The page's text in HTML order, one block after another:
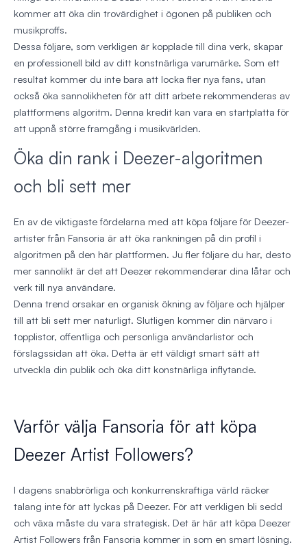
kommer att öka din trovärdighet i ögonen på publiken och
musikproffs.
Dessa följare, som verkligen är kopplade till dina verk, skapar
en professionell bild av ditt konstnärliga varumärke. Som ett
resultat kommer du inte bara att locka fler nya fans, utan
också öka sannolikheten för att ditt arbete rekommenderas av
plattformens algoritm. Denna kredit kan vara en startplatta för
att uppnå större framgång i musikvärlden.
Öka din rank i Deezer-algoritmen
och bli sett mer
En av de viktigaste fördelarna med att köpa följare för Deezer-
artister från Fansoria är att öka rankningen på din profil i
algoritmen på den här plattformen. Ju fler följare du har, desto
mer sannolikt är det att Deezer rekommenderar dina låtar och
verk till nya användare.
Denna trend orsakar en organisk ökning av följare och hjälper
till att bli sett mer naturligt. Slutligen kommer din närvaro i
topplistor, offentliga och personliga användarlistor och
förslagssidan att öka. Detta är ett väldigt smart sätt att
utveckla din publik och öka ditt konstnärliga inflytande.
Varför välja Fansoria för att köpa
Deezer Artist Followers?
I dagens snabbrörliga och konkurrenskraftiga värld räcker
talang inte för att lyckas på Deezer. För att verkligen bli sedd
och växa måste du vara strategisk. Det är här att köpa Deezer
Artist Followers från Fansoria kommer in som en smart lösning.